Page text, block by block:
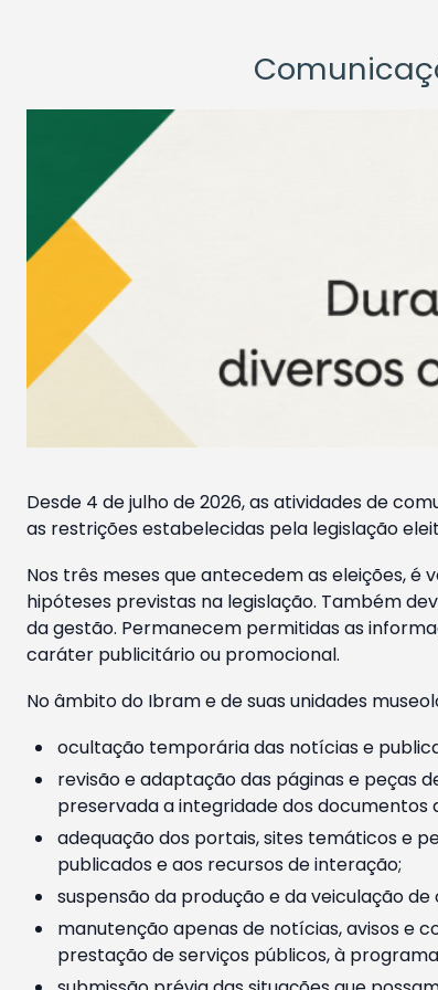
Desde 4 de julho de 2026, as atividades de
as restrições estabelecidas pela legislação
Nos três meses que antecedem as eleições, é
hipóteses previstas na legislação. Também
da gestão. Permanecem permitidas as
caráter publicitário ou promocional.
No âmbito do Ibram e de suas unidades
ocultação temporária das notícias e
revisão e adaptação das páginas e peças
preservada a integridade dos
adequação dos portais, sites temáticos e
publicados e aos recursos de interação;
suspensão da produção e da veiculação
manutenção apenas de notícias, avisos e
prestação de serviços públicos, à